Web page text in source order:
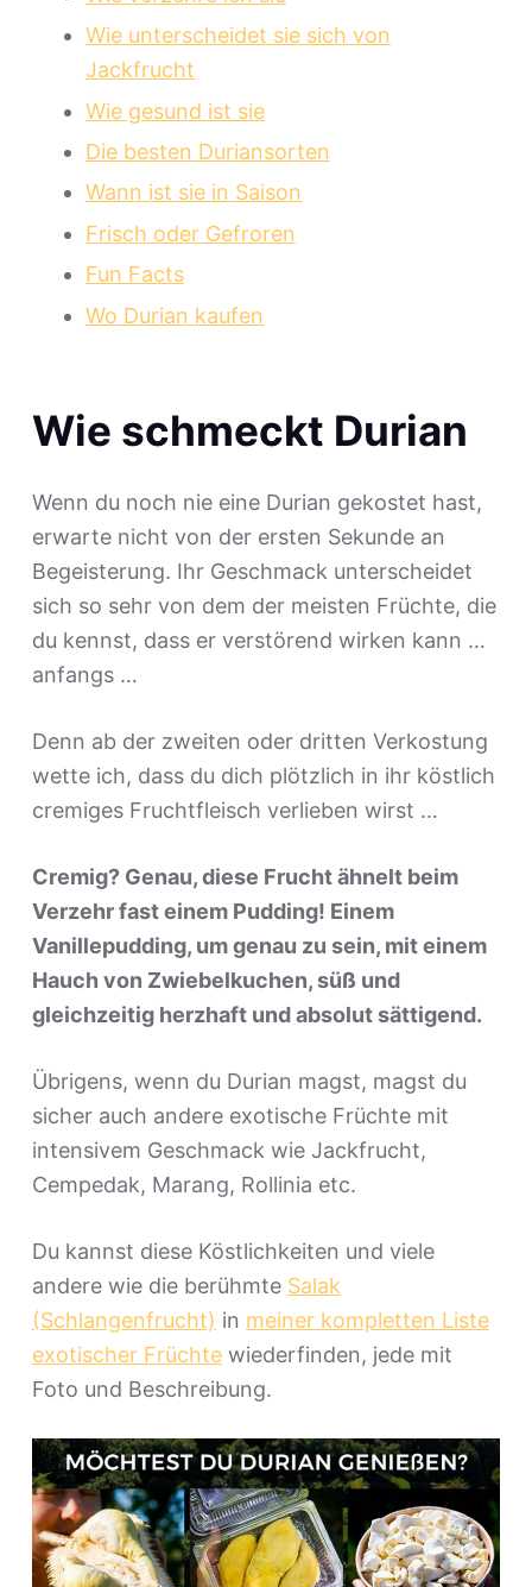
Wie unterscheidet sie sich von
Jackfrucht
Wie gesund ist sie
Die besten Duriansorten
Wann ist sie in Saison
Frisch oder Gefroren
Fun Facts
Wo Durian kaufen
Wie schmeckt Durian
Wenn du noch nie eine Durian gekostet hast,
erwarte nicht von der ersten Sekunde an
Begeisterung. Ihr Geschmack unterscheidet
sich so sehr von dem der meisten Früchte, die
du kennst, dass er verstörend wirken kann …
anfangs …
Denn ab der zweiten oder dritten Verkostung
wette ich, dass du dich plötzlich in ihr köstlich
cremiges Fruchtfleisch verlieben wirst …
Cremig? Genau, diese Frucht ähnelt beim
Verzehr fast einem Pudding! Einem
Vanillepudding, um genau zu sein, mit einem
Hauch von Zwiebelkuchen, süß und
gleichzeitig herzhaft und absolut sättigend.
Übrigens, wenn du Durian magst, magst du
sicher auch andere exotische Früchte mit
intensivem Geschmack wie Jackfrucht,
Cempedak, Marang, Rollinia etc.
Du kannst diese Köstlichkeiten und viele
andere wie die berühmte Salak
(Schlangenfrucht) in meiner kompletten Liste
exotischer Früchtewiederfinden, jede mit
Foto und Beschreibung.